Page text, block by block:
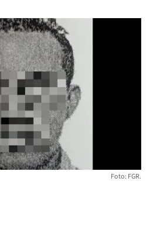
Foto: FGR.